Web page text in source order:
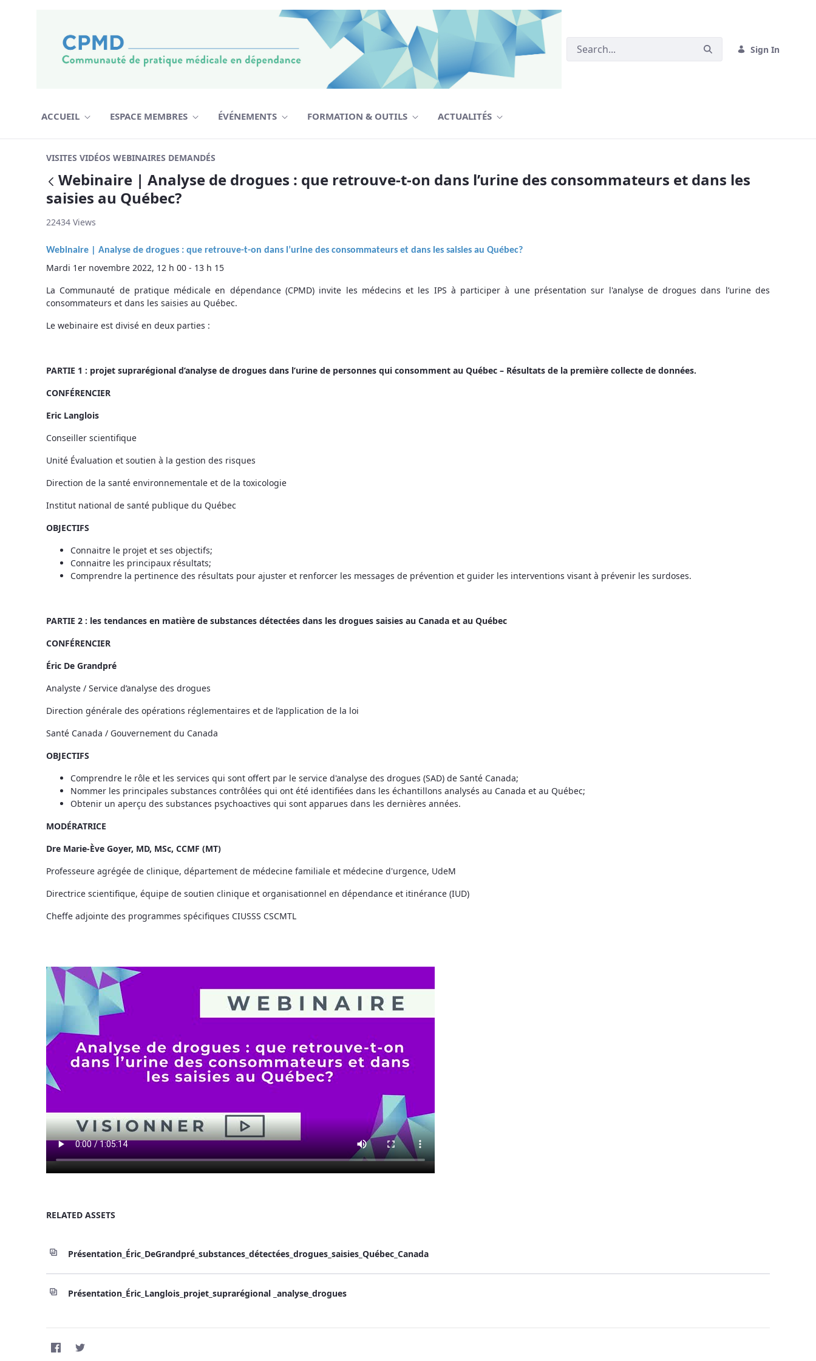
Sign In
ACCUEIL ESPACE MEMBRES ÉVÉNEMENTS FORMATION & OUTILS ACTUALITÉS
VISITES VIDÉOS WEBINAIRES DEMANDÉS
Back
Webinaire | Analyse de drogues : que retrouve-t-on dans l’urine des consommateurs et dans les
saisies au Québec?
22434 Views
Webinaire | Analyse de drogues : que retrouve-t-on dans l’urine des consommateurs et dans les saisies au Québec?
Mardi 1er novembre 2022, 12 h 00 - 13 h 15
La Communauté de pratique médicale en dépendance (CPMD) invite les médecins et les IPS à participer à une présentation sur l'analyse de drogues dans l’urine des
consommateurs et dans les saisies au Québec.
Le webinaire est divisé en deux parties :
PARTIE 1 : projet suprarégional d’analyse de drogues dans l’urine de personnes qui consomment au Québec – Résultats de la première collecte de données.
CONFÉRENCIER
Eric Langlois
Conseiller scientifique
Unité Évaluation et soutien à la gestion des risques
Direction de la santé environnementale et de la toxicologie
Institut national de santé publique du Québec
OBJECTIFS
Connaitre le projet et ses objectifs;
Connaitre les principaux résultats;
Comprendre la pertinence des résultats pour ajuster et renforcer les messages de prévention et guider les interventions visant à prévenir les surdoses.
PARTIE 2 : les tendances en matière de substances détectées dans les drogues saisies au Canada et au Québec
CONFÉRENCIER
Éric De Grandpré
Analyste / Service d’analyse des drogues
Direction générale des opérations réglementaires et de l’application de la loi
Santé Canada / Gouvernement du Canada
OBJECTIFS
Comprendre le rôle et les services qui sont offert par le service d'analyse des drogues (SAD) de Santé Canada;
Nommer les principales substances contrôlées qui ont été identifiées dans les échantillons analysés au Canada et au Québec;
Obtenir un aperçu des substances psychoactives qui sont apparues dans les dernières années.
MODÉRATRICE
Dre Marie-Ève Goyer, MD, MSc, CCMF (MT)
Professeure agrégée de clinique, département de médecine familiale et médecine d'urgence, UdeM
Directrice scientifique, équipe de soutien clinique et organisationnel en dépendance et itinérance (IUD)
Cheffe adjointe des programmes spécifiques CIUSSS CSCMTL
RELATED ASSETS
Présentation_Éric_DeGrandpré_substances_détectées_drogues_saisies_Québec_Canada
Présentation_Éric_Langlois_projet_suprarégional _analyse_drogues